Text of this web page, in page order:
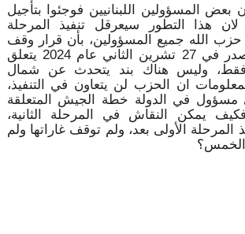
بعض المسؤولين اللبنانيين فوجئوا بتأجيل
لان هذا التطور سيعرقل تنفيذ المرحلة
حزب الله جميع المسؤولين، بأن قرار وقف
إطلاق النار الذي صدر في 27 تشرين الثاني عام 2024 يتعلق
فقط، وليس هناك بند يتحدث عن شمال
ان الحزب لن يتعاون في التنفيذ،
في الدولة خطة الجيش المتعلقة
فكيف يمكن النقاش في المرحلة الثانية،
المرحلة الأولى بعد، ولم توقف غاراتها ولم